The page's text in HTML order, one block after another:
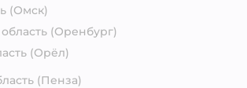
(Омск)
(Оренбург)
(Орёл)
(Пенза)